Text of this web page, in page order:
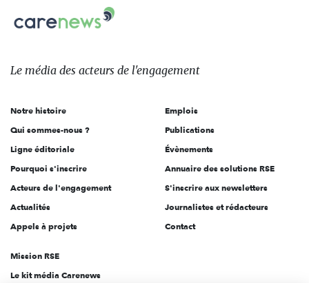
sur:
Carenews,
Le
des
l'engagement
Le média des acteurs de l'engagement
Notre histoire
Qui sommes-nous ?
Ligne éditoriale
Pourquoi s'inscrire
Acteurs de l'engagement
Actualités
Appels à projets
Emplois
Publications
Évènements
Annuaire des solutions RSE
S'inscrire aux newsletters
Journalistes et rédacteurs
Contact
Mission RSE
Le kit média Carenews